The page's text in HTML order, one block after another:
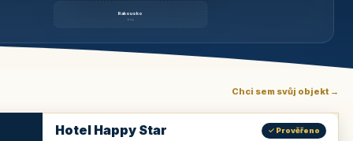
Rakousko
brzy
Chci sem svůj objekt →
Hotel Happy Star ✓ Prověřeno